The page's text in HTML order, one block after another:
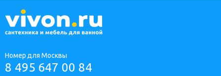
Номер для Москвы
8 495 647 00 84